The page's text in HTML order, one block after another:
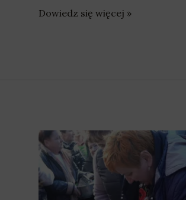
Dowiedz się więcej »
Starły
ponad
pół
kilograma